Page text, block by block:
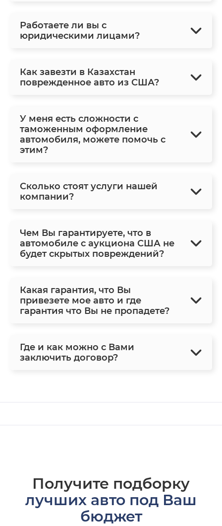
Работаете ли вы с
юридическими лицами?
Как завезти в Казахстан
поврежденное авто из США?
У меня есть сложности с
таможенным оформление
автомобиля, можете помочь с
этим?
Сколько стоят услуги нашей
компании?
Чем Вы гарантируете, что в
автомобиле с аукциона США не
будет скрытых повреждений?
Какая гарантия, что Вы
привезете мое авто и где
гарантия что Вы не пропадете?
Где и как можно с Вами
заключить договор?
Получите подборку
лучших авто под Ваш
бюджет